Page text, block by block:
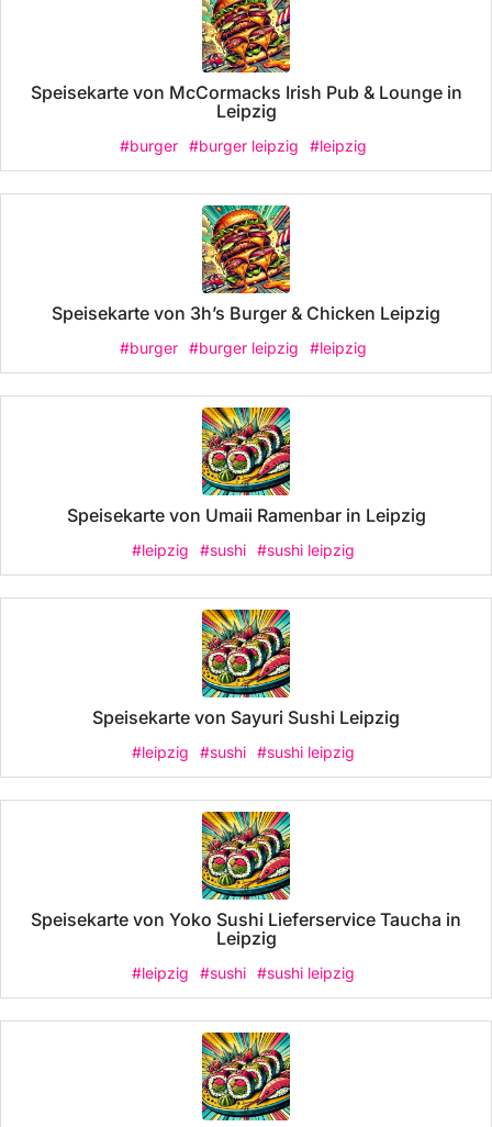
Speisekarte von McCormacks Irish Pub & Lounge in
Leipzig
#burger #burger leipzig #leipzig
Speisekarte von 3h’s Burger & Chicken Leipzig
#burger #burger leipzig #leipzig
Speisekarte von Umaii Ramenbar in Leipzig
#leipzig #sushi #sushi leipzig
Speisekarte von Sayuri Sushi Leipzig
#leipzig #sushi #sushi leipzig
Speisekarte von Yoko Sushi Lieferservice Taucha in
Leipzig
#leipzig #sushi #sushi leipzig